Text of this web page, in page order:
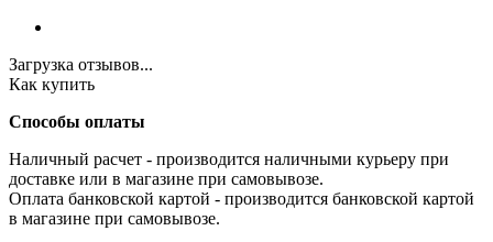
Загрузка отзывов...
Как купить
Способы оплаты
Наличный расчет - производится наличными курьеру при
доставке или в магазине при самовывозе.
Оплата банковской картой - производится банковской картой
в магазине при самовывозе.